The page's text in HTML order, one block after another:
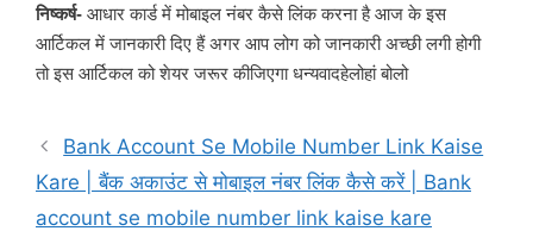
निष्कर्ष- आधार कार्ड में मोबाइल नंबर कैसे लिंक करना है आज के इस
आर्टिकल में जानकारी दिए हैं अगर आप लोग को जानकारी अच्छी लगी होगी
तो इस आर्टिकल को शेयर जरूर कीजिएगा धन्यवादहेलोहां बोलो
Bank Account Se Mobile Number Link Kaise
Kare | बैंक अकाउंट से मोबाइल नंबर लिंक कैसे करें | Bank
account se mobile number link kaise kare